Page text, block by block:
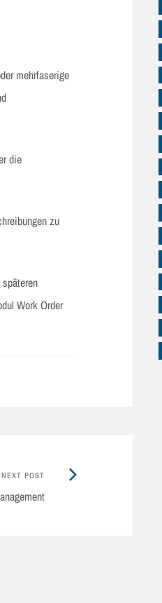
mehrfaserige
die
zu
Work Order
NEXT POST
Next